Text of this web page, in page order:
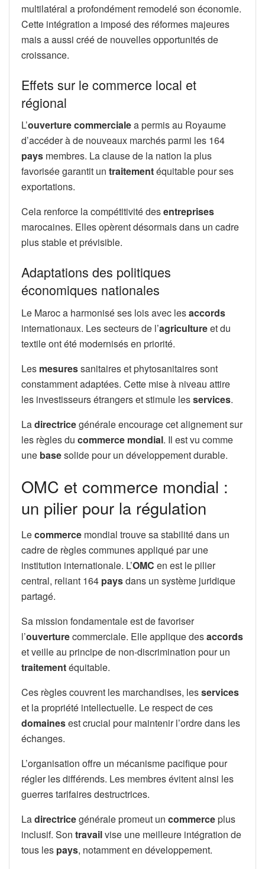
multilatéral a profondément remodelé son économie.
Cette intégration a imposé des réformes majeures
mais a aussi créé de nouvelles opportunités de
croissance.
Effets sur le commerce local et
régional
L’ouverture commercialea permis au Royaume
d’accéder à de nouveaux marchés parmi les 164
pays membres. La clause de la nation la plus
favorisée garantit un traitementéquitable pour ses
exportations.
Cela renforce la compétitivité desentreprises
marocaines. Elles opèrent désormais dans un cadre
plus stable et prévisible.
Adaptations des politiques
économiques nationales
Le Maroc a harmonisé ses lois avec lesaccords
internationaux. Les secteurs de l’agricultureet du
textile ont été modernisés en priorité.
Les mesuressanitaires et phytosanitaires sont
constamment adaptées. Cette mise à niveau attire
les investisseurs étrangers et stimule lesservices.
Ladirectricegénérale encourage cet alignement sur
les règles du commerce mondial. Il est vu comme
une basesolide pour un développement durable.
OMC et commerce mondial :
un pilier pour la régulation
Lecommerce mondial trouve sa stabilité dans un
cadre de règles communes appliqué par une
institution internationale. L’OMC en est le pilier
central, reliant 164 paysdans un système juridique
partagé.
Sa mission fondamentale est de favoriser
l’ouverturecommerciale. Elle applique desaccords
et veille au principe de non-discrimination pour un
traitementéquitable.
Ces règles couvrent les marchandises, lesservices
et la propriété intellectuelle. Le respect de ces
domainesest crucial pour maintenir l’ordre dans les
échanges.
L’organisation offre un mécanisme pacifique pour
régler les différends. Les membres évitent ainsi les
guerres tarifaires destructrices.
Ladirectricegénérale promeut un commerceplus
inclusif. Son travailvise une meilleure intégration de
tous les pays, notamment en développement.